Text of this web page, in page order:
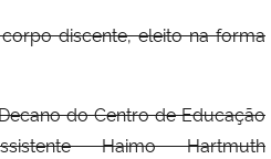
discente, eleito na forma
do Centro de Educação
Haimo Hartmuth